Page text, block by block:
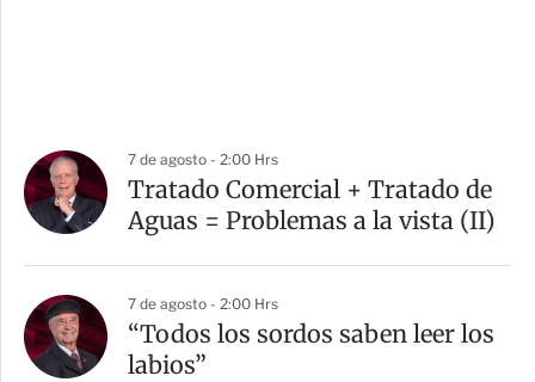
7 de agosto - 2:00 Hrs
Tratado Comercial + Tratado de
Aguas = Problemas a la vista (II)
7 de agosto - 2:00 Hrs
“Todos los sordos saben leer los
labios”